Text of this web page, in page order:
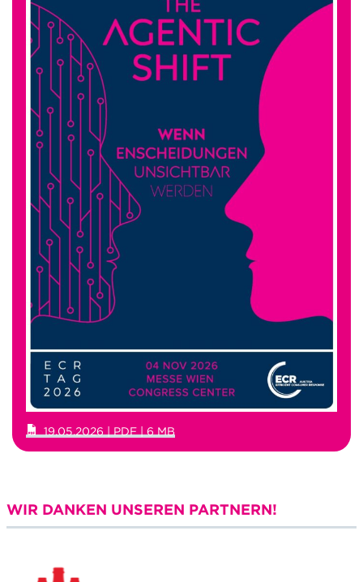
19.05.2026 | PDF | 6 MB
WIR DANKEN UNSEREN PARTNERN!